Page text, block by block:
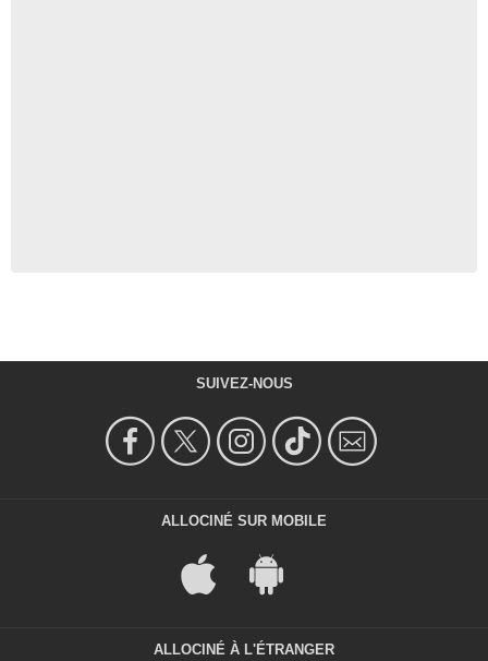
SUIVEZ-NOUS
ALLOCINÉ SUR MOBILE
ALLOCINÉ À L'ÉTRANGER